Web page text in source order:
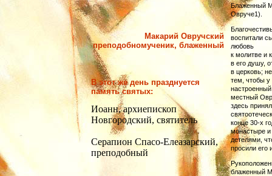
Макарий Овручский
преподобномученик, блаженный
В этот же день празднуется
память святых:
Иоанн, архиепископ
Новгородский, святитель
Серапион Спасо-Елеазарский,
преподобный
Блаженный
Овруче1).
воспитали
любовь
к молитве и
в его душу,
в цер­ковь;
тем, чтобы у
местный
здесь
конце 30-х
монастыре и
детелями,
просили его
блаженный